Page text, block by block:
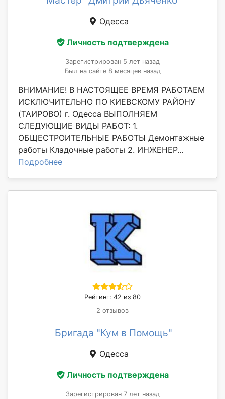
Одесса
Личность подтверждена
Зарегистрирован 5 лет назад
Был на сайте 8 месяцев назад
ВНИМАНИЕ! В НАСТОЯЩЕЕ ВРЕМЯ РАБОТАЕМ
ИСКЛЮЧИТЕЛЬНО ПО КИЕВСКОМУ РАЙОНУ
(ТАИРОВО) г. Одесса ВЫПОЛНЯЕМ
СЛЕДУЮЩИЕ ВИДЫ РАБОТ: 1.
ОБЩЕСТРОИТЕЛЬНЫЕ РАБОТЫ Демонтажные
работы Кладочные работы 2. ИНЖЕНЕР...
Подробнее
Рейтинг: 42 из 80
2 отзывов
Бригада "Кум в Помощь"
Одесса
Личность подтверждена
Зарегистрирован 7 лет назад